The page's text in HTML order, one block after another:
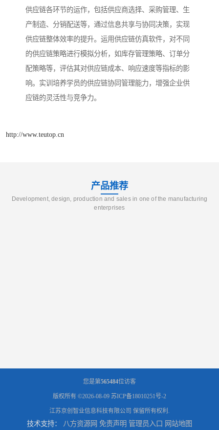
供应链各环节的运作，包括供应商选择、采购管理、生
产制造、分销配送等，通过信息共享与协同决策，实现
供应链整体效率的提升。运用供应链仿真软件，对不同
的供应链策略进行模拟分析，如库存管理策略、订单分
配策略等，评估其对供应链成本、响应速度等指标的影
响。实训培养学员的供应链协同管理能力，增强企业供
应链的灵活性与竞争力。​
http://www.teutop.cn
产品推荐
Development, design, production and sales in one of the manufacturing
enterprises
您是第565484位访客
版权所有 ©2026-08-09 苏ICP备18010251号-2
江苏京创智业信息科技有限公司 保留所有权利.
技术支持： 八方资源网 免责声明 管理员入口 网站地图